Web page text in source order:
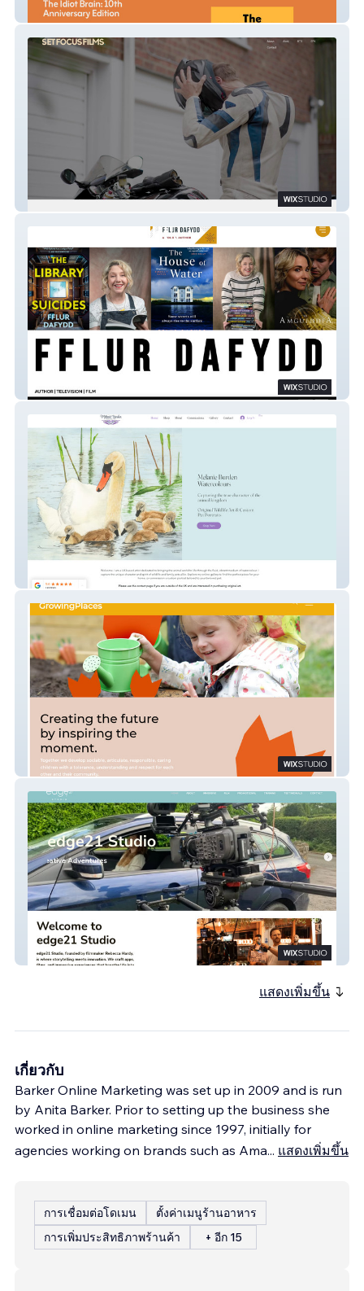
Dean Burnett
Set Focus Films
Fflur Dafydd
Melanie Burden
Growing Places
edge21
แสดงเพิ่มขึ้น
เกี่ยวกับ
Barker Online Marketing was set up in 2009 and is run
by Anita Barker. Prior to setting up the business she
worked in online marketing since 1997, initially for
agencies working on brands such as Ama... แสดงเพิ่มขึ้น
การเชื่อมต่อโดเมน
ตั้งค่าเมนูร้านอาหาร
การเพิ่มประสิทธิภาพร้านค้า
+ อีก 15